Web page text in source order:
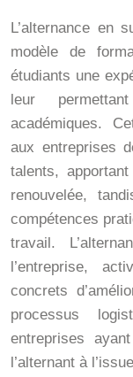
L’alternance en
modèle de
étudiants une
leur
académiques.
aux entreprises
talents,
renouvelée,
compétences
travail.
l’entreprise,
concrets
processus
entreprises
l’alternant à